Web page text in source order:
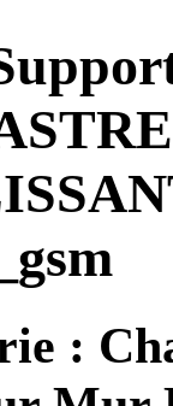
: